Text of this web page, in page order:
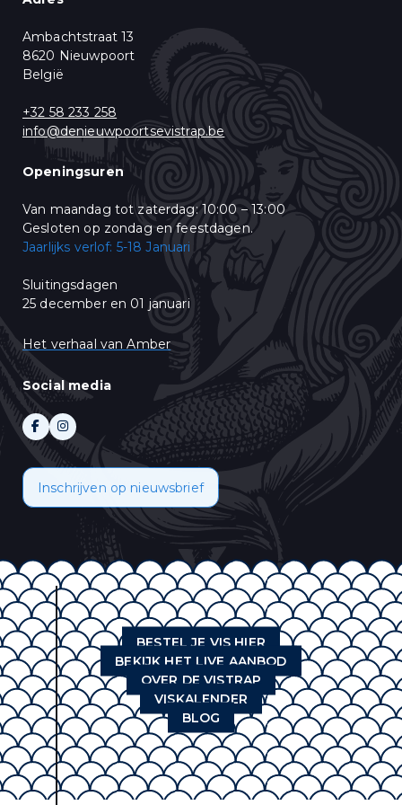
U krijgt een aantal keer per week een mail met ons Live Aanbod en ons
Aanbod, Nieuws & Promoties
U kunt zich op elk moment afmelden door te klikken op de link in de
bezoek onze website.
Wij gebruiken Mailchimp als ons e-mail marketing-platform. Wanneer
u op "Abonneren" klikt, stemt u in met het delen van uw
Ambachtstraat 13
8620 Nieuwpoort
België
+32 58 233 258
info@denieuwpoortsevistrap.be
Openingsuren
Van maandag tot zaterdag: 10:00 – 13:00
Gesloten op zondag en feestdagen.
Jaarlijks verlof: 5-18 Januari
Sluitingsdagen
25 december en 01 januari
Het verhaal van Amber
Social media
Inschrijven op nieuwsbrief
BESTEL JE VIS HIER
BEKIJK HET LIVE AANBOD
OVER DE VISTRAP
VISKALENDER
BLOG